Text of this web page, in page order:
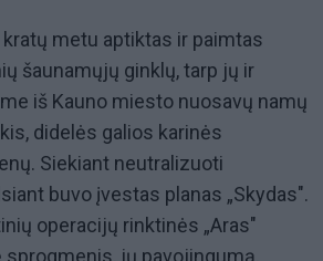
metu aptiktas ir paimtas
šaunamųjų ginklų, tarp jų ir
iš Kauno miesto nuosavų namų
didelės galios karinės
Siekiant neutralizuoti
buvo įvestas planas „Skydas".
operacijų rinktinės „Aras"